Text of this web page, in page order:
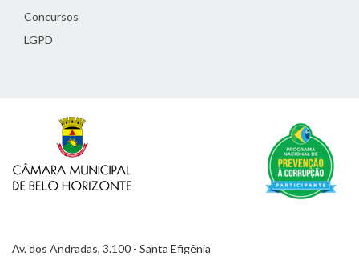
Concursos
LGPD
Av. dos Andradas, 3.100 - Santa Efigênia